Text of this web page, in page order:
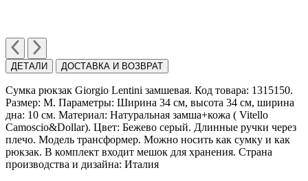
ДЕТАЛИ ДОСТАВКА И ВОЗВРАТ
Сумка рюкзак Giorgio Lentini замшевая. Код товара: 1315150.
Размер: M. Параметры: Ширина 34 см, высота 34 см, ширина
дна: 10 см. Материал: Натуральная замша+кожа ( Vitello
Сamoscio&Dollar). Цвет: Бежево серый. Длинные ручки через
плечо. Модель трансформер. Можно носить как сумку и как
рюкзак. В комплект входит мешок для хранения. Страна
производства и дизайна: Италия